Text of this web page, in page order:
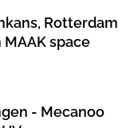
Rotterdam
space
- Mecanoo